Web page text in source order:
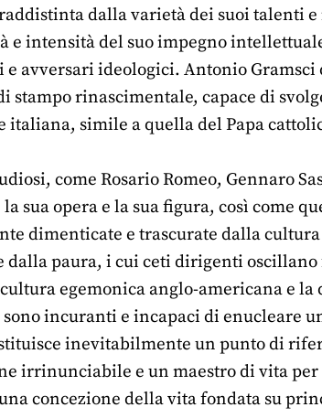
dalla varietà dei suoi talenti e
intensità del suo impegno
avversari ideologici. Antonio Gramsci
rinascimentale, capace di
simile a quella del Papa
come Rosario Romeo, Gennaro
sua opera e la sua figura, così come
dimenticate e trascurate dalla
paura, i cui ceti dirigenti oscillano
egemonica anglo-americana e la
incuranti e incapaci di enucleare
inevitabilmente un punto di
irrinunciabile e un maestro di vita
concezione della vita fondata su